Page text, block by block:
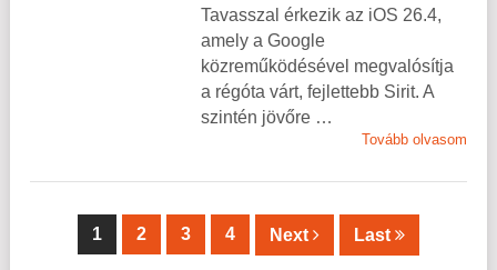
Tavasszal érkezik az iOS 26.4,
amely a Google
közreműködésével megvalósítja
a régóta várt, fejlettebb Sirit. A
szintén jövőre …
Tovább olvasom
1 2 3 4 Next Last